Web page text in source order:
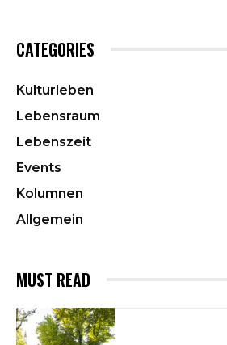
CATEGORIES
Kulturleben
Lebensraum
Lebenszeit
Events
Kolumnen
Allgemein
MUST READ